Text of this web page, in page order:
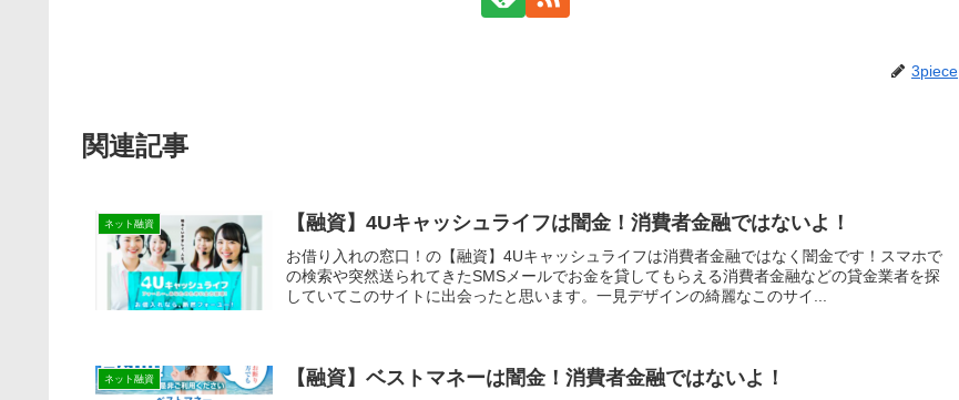
3piece
関連記事
ネット融資 【融資】4Uキャッシュライフは闇金！消費者金融ではないよ！
お借り入れの窓口！の【融資】4Uキャッシュライフは消費者金融ではなく闇金です！スマホで
の検索や突然送られてきたSMSメールでお金を貸してもらえる消費者金融などの貸金業者を探
していてこのサイトに出会ったと思います。一見デザインの綺麗なこのサイ...
ネット融資 【融資】ベストマネーは闇金！消費者金融ではないよ！